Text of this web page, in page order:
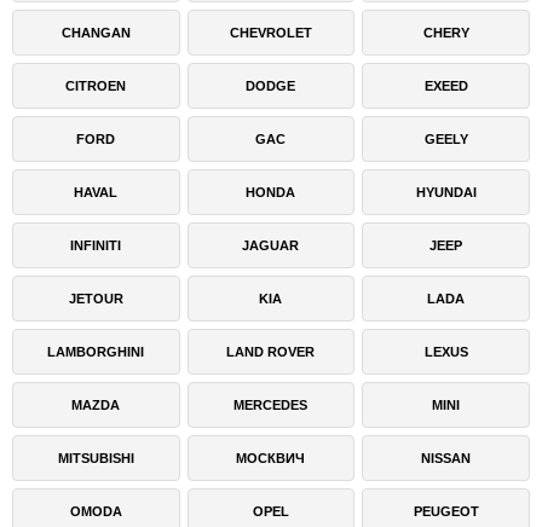
CHANGAN CHEVROLET CHERY
CITROEN DODGE EXEED
FORD GAC GEELY
HAVAL HONDA HYUNDAI
INFINITI JAGUAR JEEP
JETOUR KIA LADA
LAMBORGHINI LAND ROVER LEXUS
MAZDA MERCEDES MINI
MITSUBISHI МОСКВИЧ NISSAN
OMODA OPEL PEUGEOT